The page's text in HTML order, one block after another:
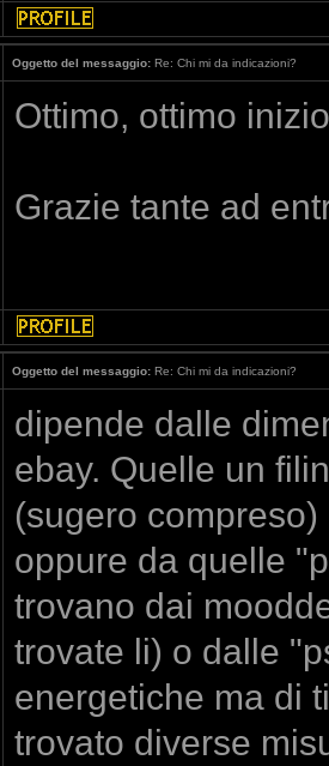
Oggetto del messaggio: Re: Chi mi da indicazioni?
Ottimo, ottimo
Grazie tante ad
Oggetto del messaggio: Re: Chi mi da indicazioni?
dipende dalle
ebay. Quelle un
(sugero
oppure da quelle
trovano dai
trovate li) o dalle
energetiche ma di
trovato diverse